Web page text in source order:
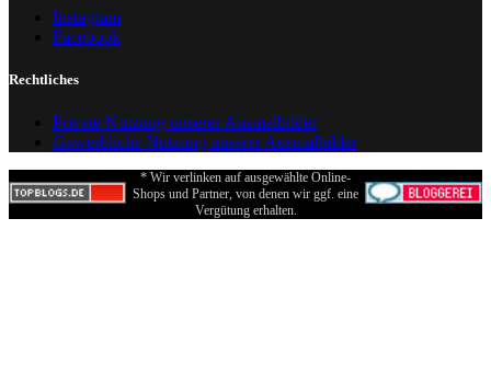
Instagram
Facebook
Rechtliches
Private Nutzung unserer Ausmalbilder
Gewerbliche Nutzung unserer Ausmalbilder
* Wir verlinken auf ausgewählte Online-
Shops und Partner, von denen wir ggf. eine
Vergütung erhalten.